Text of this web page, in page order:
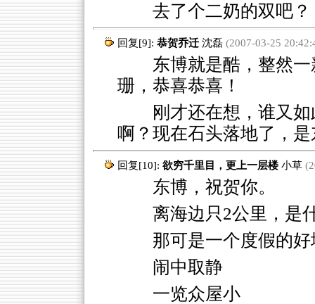
去了个二奶的双吧？
回复[9]: 恭贺乔迁 沈磊(2007-03-25
东博就是酷，整然一
珊，恭喜恭喜！
刚才还在想，谁又
啊？现在石头落地了，
回复[10]: 欲穷千里目，更上一层楼 小草
东博，祝贺你。
离海边只2公里，是
那可是一个度假的
闹中取静
一览众屋小